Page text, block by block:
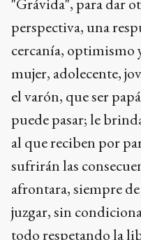
perspectiva, una
cercanía, optimismo
mujer, adolecente,
el varón, que ser
puede pasar; le
al que reciben por
sufrirán las
afrontara, siempre
juzgar, sin
todo respetando la